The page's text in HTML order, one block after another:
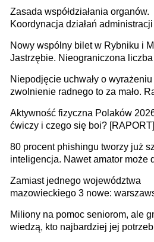
Zasada współdziałania organów.
Koordynacja działań
Nowy wspólny bilet w Rybniku i
Jastrzębie. Nieograniczona liczba
Niepodjęcie uchwały o
zwolnienie radnego to za mało.
rozstrzygać sprawy
Aktywność fizyczna Polaków
ćwiczy i czego się boi? [RAPORT]
80 procent phishingu tworzy już
inteligencja. Nawet amator może
Zamiast jednego województwa
mazowieckiego 3 nowe:
Europie nie ma tak dużych
stołecznych
Miliony na pomoc seniorom, ale
wiedzą, kto najbardziej jej